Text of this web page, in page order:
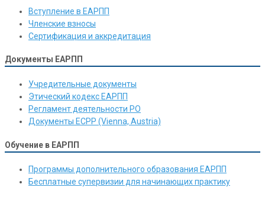
Вступление в ЕАРПП
Членские взносы
Сертификация и аккредитация
Документы ЕАРПП
Учредительные документы
Этический кодекс ЕАРПП
Регламент деятельности РО
Документы ЕСРР (Vienna, Austria)
Обучение в ЕАРПП
Программы дополнительного образования ЕАРПП
Бесплатные супервизии для начинающих практику